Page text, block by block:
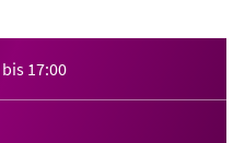
bis 17:00